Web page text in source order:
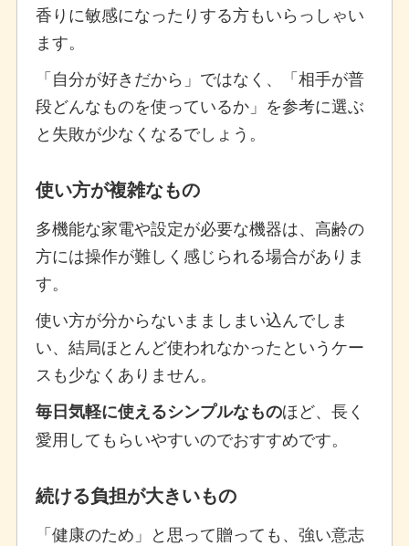
香りに敏感になったりする方もいらっしゃい
ます。
「自分が好きだから」ではなく、「相手が普
段どんなものを使っているか」を参考に選ぶ
と失敗が少なくなるでしょう。
使い方が複雑なもの
多機能な家電や設定が必要な機器は、高齢の
方には操作が難しく感じられる場合がありま
す。
使い方が分からないまましまい込んでしま
い、結局ほとんど使われなかったというケー
スも少なくありません。
毎日気軽に使えるシンプルなものほど、長く
愛用してもらいやすいのでおすすめです。
続ける負担が大きいもの
「健康のため」と思って贈っても、強い意志